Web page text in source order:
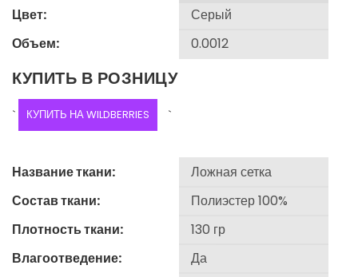
Цвет:
Объем:
КУПИТЬ В РОЗНИЦУ
` КУПИТЬ НА WILDBERRIES `
Название ткани:
Состав ткани:
Плотность ткани:
Влагоотведение: